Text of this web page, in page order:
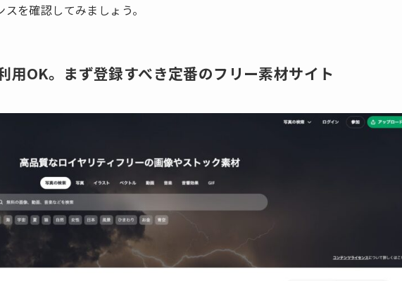
を確認してみましょう。
OK。まず登録すべき定番のフリー素材サイト